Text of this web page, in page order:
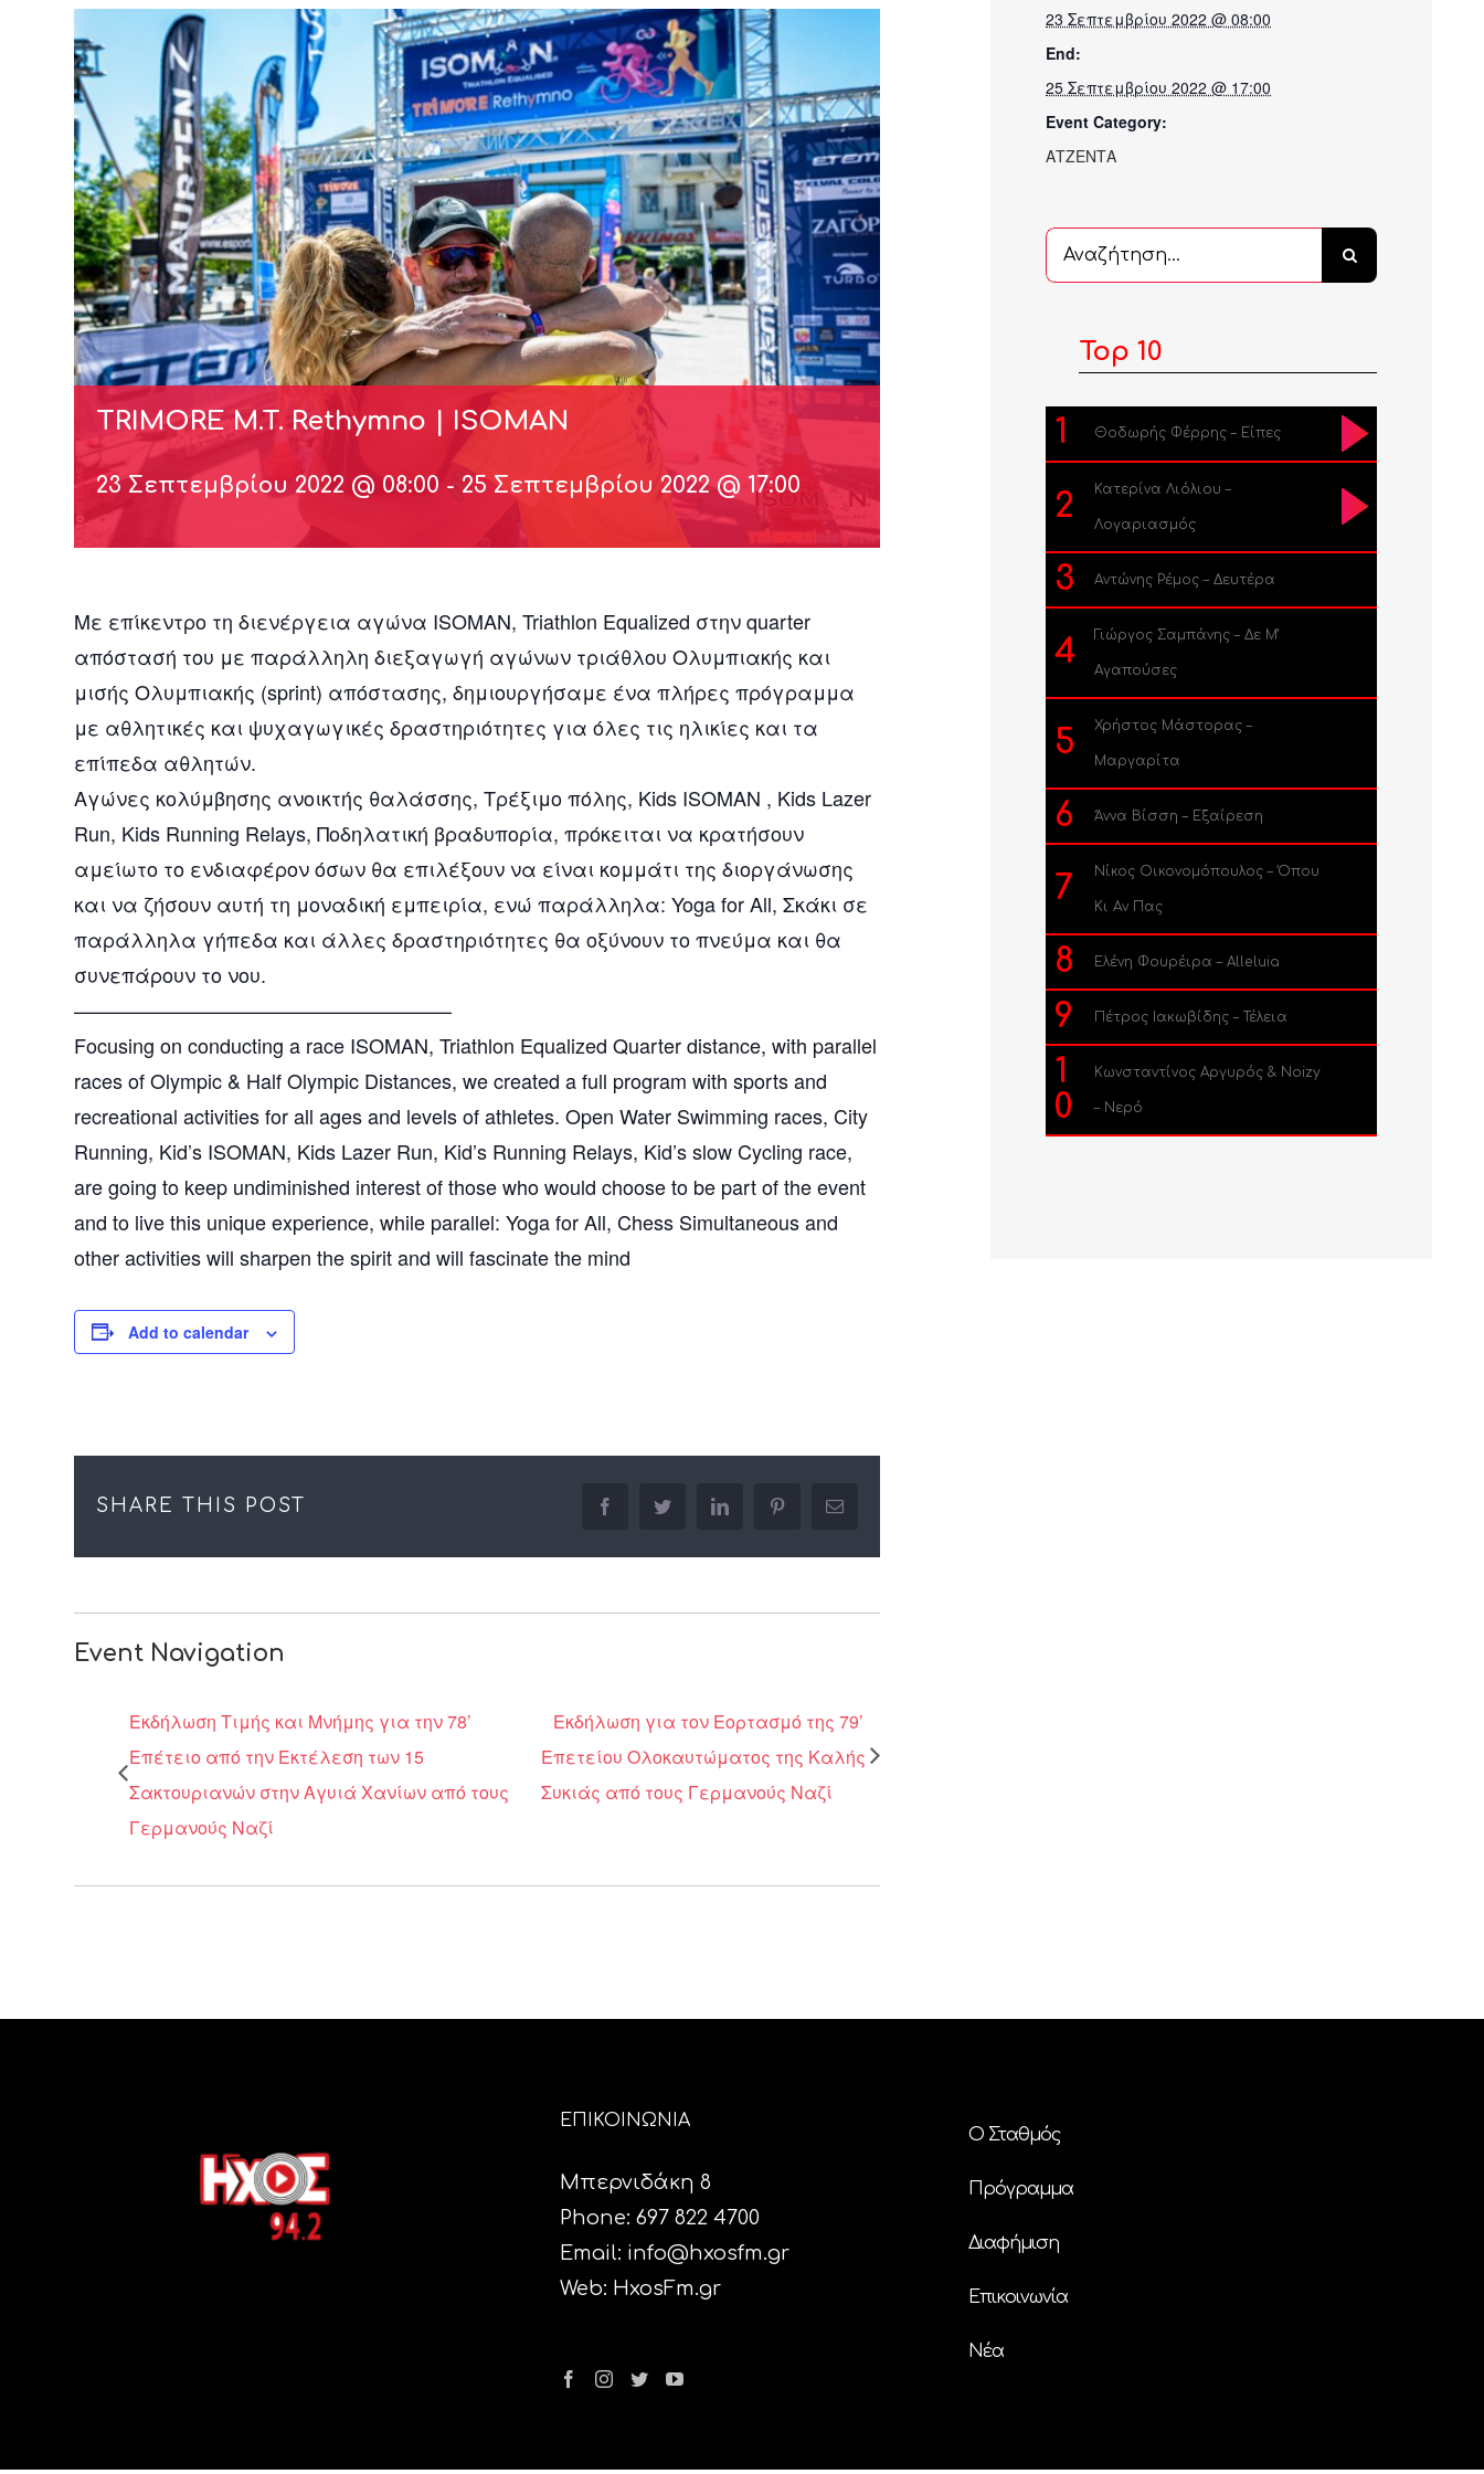
TRIMORE M.T. Rethymno | ISOMAN
23 Σεπτεμβρίου 2022 @ 08:00 - 25 Σεπτεμβρίου 2022 @ 17:00
Με επίκεντρο τη διενέργεια αγώνα ISOMAN, Triathlon Equalized στην quarter
απόστασή του με παράλληλη διεξαγωγή αγώνων τριάθλου Ολυμπιακής και
μισής Ολυμπιακής (sprint) απόστασης, δημιουργήσαμε ένα πλήρες πρόγραμμα
με αθλητικές και ψυχαγωγικές δραστηριότητες για όλες τις ηλικίες και τα
επίπεδα αθλητών.
Αγώνες κολύμβησης ανοικτής θαλάσσης, Τρέξιμο πόλης, Kids ISOMAN , Kids Lazer
Run, Kids Running Relays, Ποδηλατική βραδυπορία, πρόκειται να κρατήσουν
αμείωτο το ενδιαφέρον όσων θα επιλέξουν να είναι κομμάτι της διοργάνωσης
και να ζήσουν αυτή τη μοναδική εμπειρία, ενώ παράλληλα: Yoga for All, Σκάκι σε
παράλληλα γήπεδα και άλλες δραστηριότητες θα οξύνουν το πνεύμα και θα
συνεπάρουν το νου.
———————————————————
Focusing on conducting a race ISOMAN, Triathlon Equalized Quarter distance, with parallel
races of Olympic & Half Olympic Distances, we created a full program with sports and
recreational activities for all ages and levels of athletes. Open Water Swimming races, City
Running, Kid’s ISOMAN, Kids Lazer Run, Kid’s Running Relays, Kid’s slow Cycling race,
are going to keep undiminished interest of those who would choose to be part of the event
and to live this unique experience, while parallel: Yoga for All, Chess Simultaneous and
other activities will sharpen the spirit and will fascinate the mind
Add to calendar
SHARE THIS POST facebooktwitter linkedin pinterestEmail
Event Navigation
Εκδήλωση Τιμής και Μνήμης για την 78’
Επέτειο από την Εκτέλεση των 15
Σακτουριανών στην Αγυιά Χανίων από τους
Γερμανούς Ναζί
Εκδήλωση για τον Εορτασμό της 79’
Επετείου Ολοκαυτώματος της Καλής
Συκιάς από τους Γερμανούς Ναζί
23 Σεπτεμβρίου 2022 @ 08:00
End:
25 Σεπτεμβρίου 2022 @ 17:00
Event Category:
ΑΤΖΕΝΤΑ
Αναζήτηση
...
Top 10
1 Θοδωρής Φέρρης – Είπες
2 Κατερίνα Λιόλιου –
Λογαριασμός
3 Αντώνης Ρέμος – Δευτέρα
4 Γιώργος Σαμπάνης – Δε Μ’
Αγαπούσες
5 Χρήστος Μάστορας –
Μαργαρίτα
6 Άννα Βίσση – Εξαίρεση
7 Νίκος Οικονομόπουλος – Όπου
Κι Αν Πας
8 Ελένη Φουρέιρα – Alleluia
9 Πέτρος Ιακωβίδης – Τέλεια
1
0
Κωνσταντίνος Αργυρός & Noizy
– Νερό
ΕΠΙΚΟΙΝΩΝΙΑ
Μπερνιδάκη 8
Phone: 697 822 4700
Email: info@hxosfm.gr
Web: HxosFm.gr
Ο Σταθμός
Πρόγραμμα
Διαφήμιση
Επικοινωνία
Nέα